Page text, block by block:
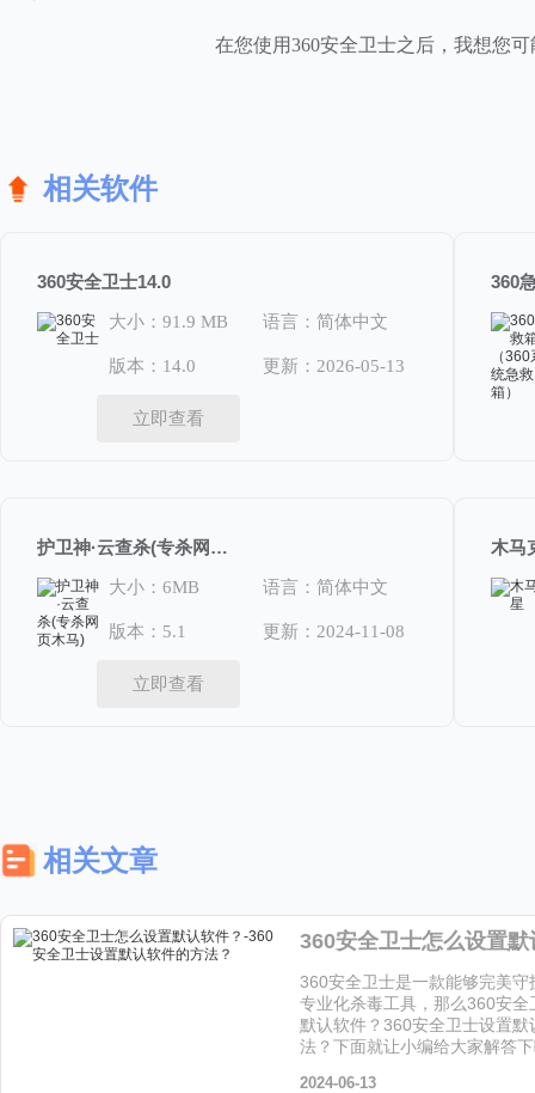
在您使用360安全卫士之后，我想您
相关软件
360安全卫士14.0
大小：91.9 MB 语言：简体中文
版本：14.0 更新：2026-05-13
立即查看
护卫神·云查杀(专杀网页木马)5.1
大小：6MB 语言：简体中文
版本：5.1 更新：2024-11-08
立即查看
木马
相关文章
360安全卫士是一款能够完美守
专业化杀毒工具，那么360安全
默认软件？360安全卫士设置默
法？下面就让小编给大家解答
2024-06-13